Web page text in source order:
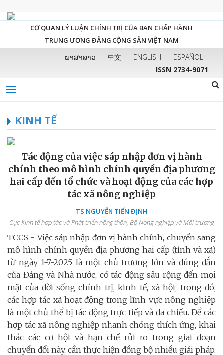
CƠ QUAN LÝ LUẬN CHÍNH TRỊ CỦA BAN CHẤP HÀNH
TRUNG ƯƠNG ĐẢNG CỘNG SẢN VIỆT NAM
ພາສາລາວ 中文 ENGLISH
ESPAÑOL
ISSN 2734-9071
KINH TẾ
Tác động của việc sáp nhập đơn vị hành
chính theo mô hình chính quyền địa phương
hai cấp đến tổ chức và hoạt động của các hợp
tác xã nông nghiệp
TS NGUYỄN TIẾN ĐỊNH
Cục Kinh tế hợp tác và Phát triển nông thôn, Bộ Nông nghiệp và Môi trường
TCCS - Việc sáp nhập đơn vị hành chính, chuyển sang
mô hình chính quyền địa phương hai cấp (tỉnh và xã)
từ ngày 1-7-2025 là một chủ trương lớn và đúng đắn
của Đảng và Nhà nước, có tác động sâu rộng đến mọi
mặt của đời sống chính trị, kinh tế, xã hội; trong đó,
các hợp tác xã hoạt động trong lĩnh vực nông nghiệp
là một chủ thể bị tác động trực tiếp và đa chiều. Để các
hợp tác xã nông nghiệp nhanh chóng thích ứng, khai
thác các cơ hội và hạn chế rủi ro trong giai đoạn
chuyển đổi này, cần thực hiện đồng bộ nhiều giải pháp.